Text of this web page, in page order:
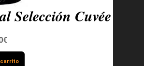
Selección Cuvée
carrito